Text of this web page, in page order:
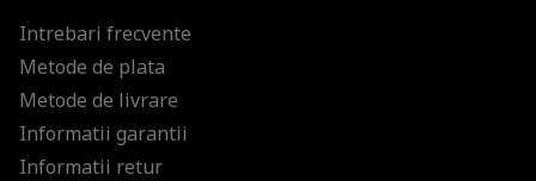
Intrebari frecvente
Metode de plata
Metode de livrare
Informatii garantii
Informatii retur